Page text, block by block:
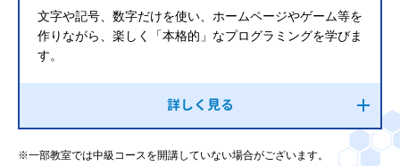
文字や記号、数字だけを使い、ホームページやゲーム等を
作りながら、楽しく「本格的」なプログラミングを学びま
す。
詳しく見る
※一部教室では中級コースを開講していない場合がございます。